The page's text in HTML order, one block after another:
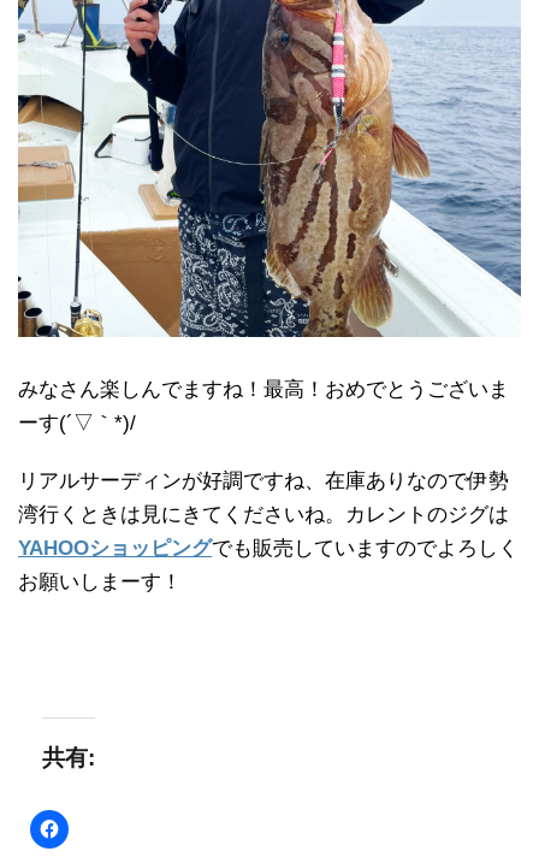
みなさん楽しんでますね！最高！おめでとうございま
ーす(´▽｀*)/
リアルサーディンが好調ですね、在庫ありなので伊勢
湾行くときは見にきてくださいね。カレントのジグは
YAHOOショッピングでも販売していますのでよろしく
お願いしまーす！
共有: